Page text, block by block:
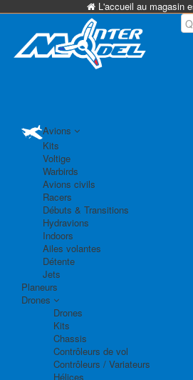
L'accueil au magasin
Avions
Kits
Voltige
Warbirds
Avions civils
Racers
Débuts & Transitions
Hydravions
Indoors
Ailes volantes
Détente
Jets
Planeurs
Drones
Drones
Kits
Chassis
Contrôleurs de vol
Contrôleurs / Variateurs
Hélices